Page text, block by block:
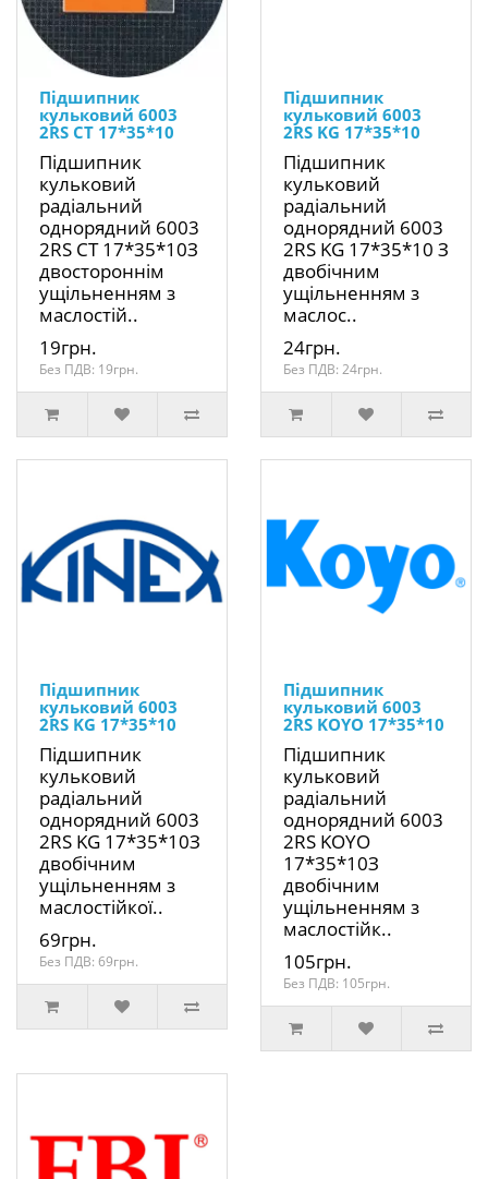
Підшипник
кульковий 6003
2RS CT 17*35*10
Підшипник
кульковий
радіальний
однорядний 6003
2RS CT 17*35*10З
двостороннім
ущільненням з
маслостій..
19грн.
Без ПДВ: 19грн.
Підшипник
кульковий 6003
2RS KG 17*35*10
Підшипник
кульковий
радіальний
однорядний 6003
2RS KG 17*35*10 З
двобічним
ущільненням з
маслос..
24грн.
Без ПДВ: 24грн.
Підшипник
кульковий 6003
2RS KG 17*35*10
Підшипник
кульковий
радіальний
однорядний 6003
2RS KG 17*35*10З
двобічним
ущільненням з
маслостійкої..
69грн.
Без ПДВ: 69грн.
Підшипник
кульковий 6003
2RS KOYO 17*35*10
Підшипник
кульковий
радіальний
однорядний 6003
2RS KOYO
17*35*10З
двобічним
ущільненням з
маслостійк..
105грн.
Без ПДВ: 105грн.